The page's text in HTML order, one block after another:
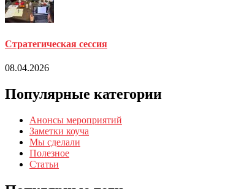
Стратегическая сессия
08.04.2026
Популярные категории
Анонсы мероприятий
Заметки коуча
Мы сделали
Полезное
Статьи